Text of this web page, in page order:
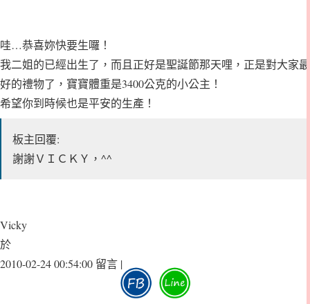
哇…恭喜妳快要生囉！
我二姐的已經出生了，而且正好是聖誕節那天哩，正是對大家最
好的禮物了，寶寶體重是3400公克的小公主！
希望你到時候也是平安的生產！
板主回覆:
謝謝ＶＩＣＫＹ，^^
Vicky
於
2010-02-24 00:54:00 留言 |